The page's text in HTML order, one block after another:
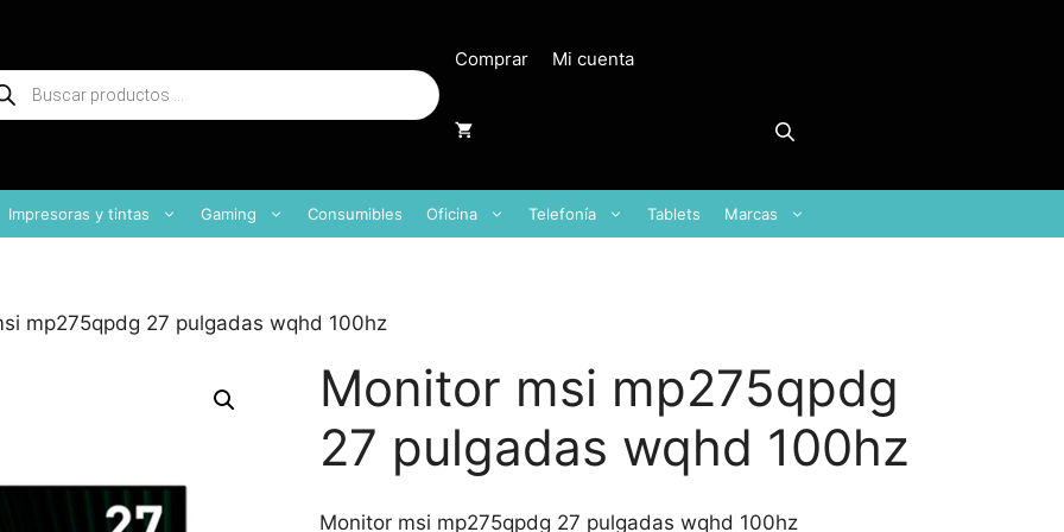
Comprar Mi cuenta
Impresoras y tintas Gaming Consumibles Oficina Telefonía Tablets Marcas
mp275qpdg 27 pulgadas wqhd 100hz
Monitor msi mp275qpdg
27 pulgadas wqhd 100hz
Monitor msi mp275qpdg 27 pulgadas wqhd 100hz